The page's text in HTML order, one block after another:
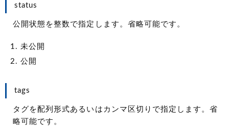
status
公開状態を整数で指定します。省略可能です。
未公開
公開
tags
タグを配列形式あるいはカンマ区切りで指定します。省
略可能です。